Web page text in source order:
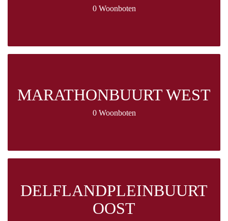
0 Woonboten
MARATHONBUURT WEST
0 Woonboten
DELFLANDPLEINBUURT
OOST